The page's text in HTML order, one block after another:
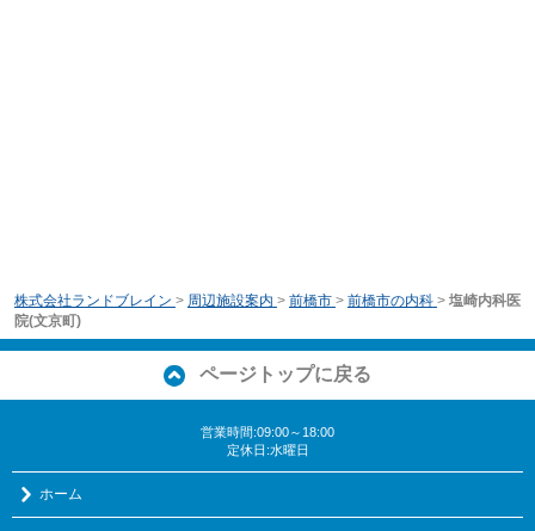
株式会社ランドブレイン > 周辺施設案内 > 前橋市 > 前橋市の内科 > 塩崎内科医
院(文京町)
ページトップに戻る
営業時間:09:00～18:00
定休日:水曜日
ホーム